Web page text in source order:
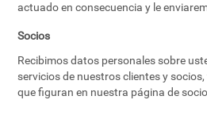
actuado en consecuencia y le
Socios
Recibimos datos personales sobre
servicios de nuestros clientes y
que figuran en nuestra página de